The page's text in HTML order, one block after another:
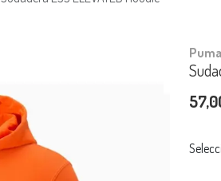
Puma